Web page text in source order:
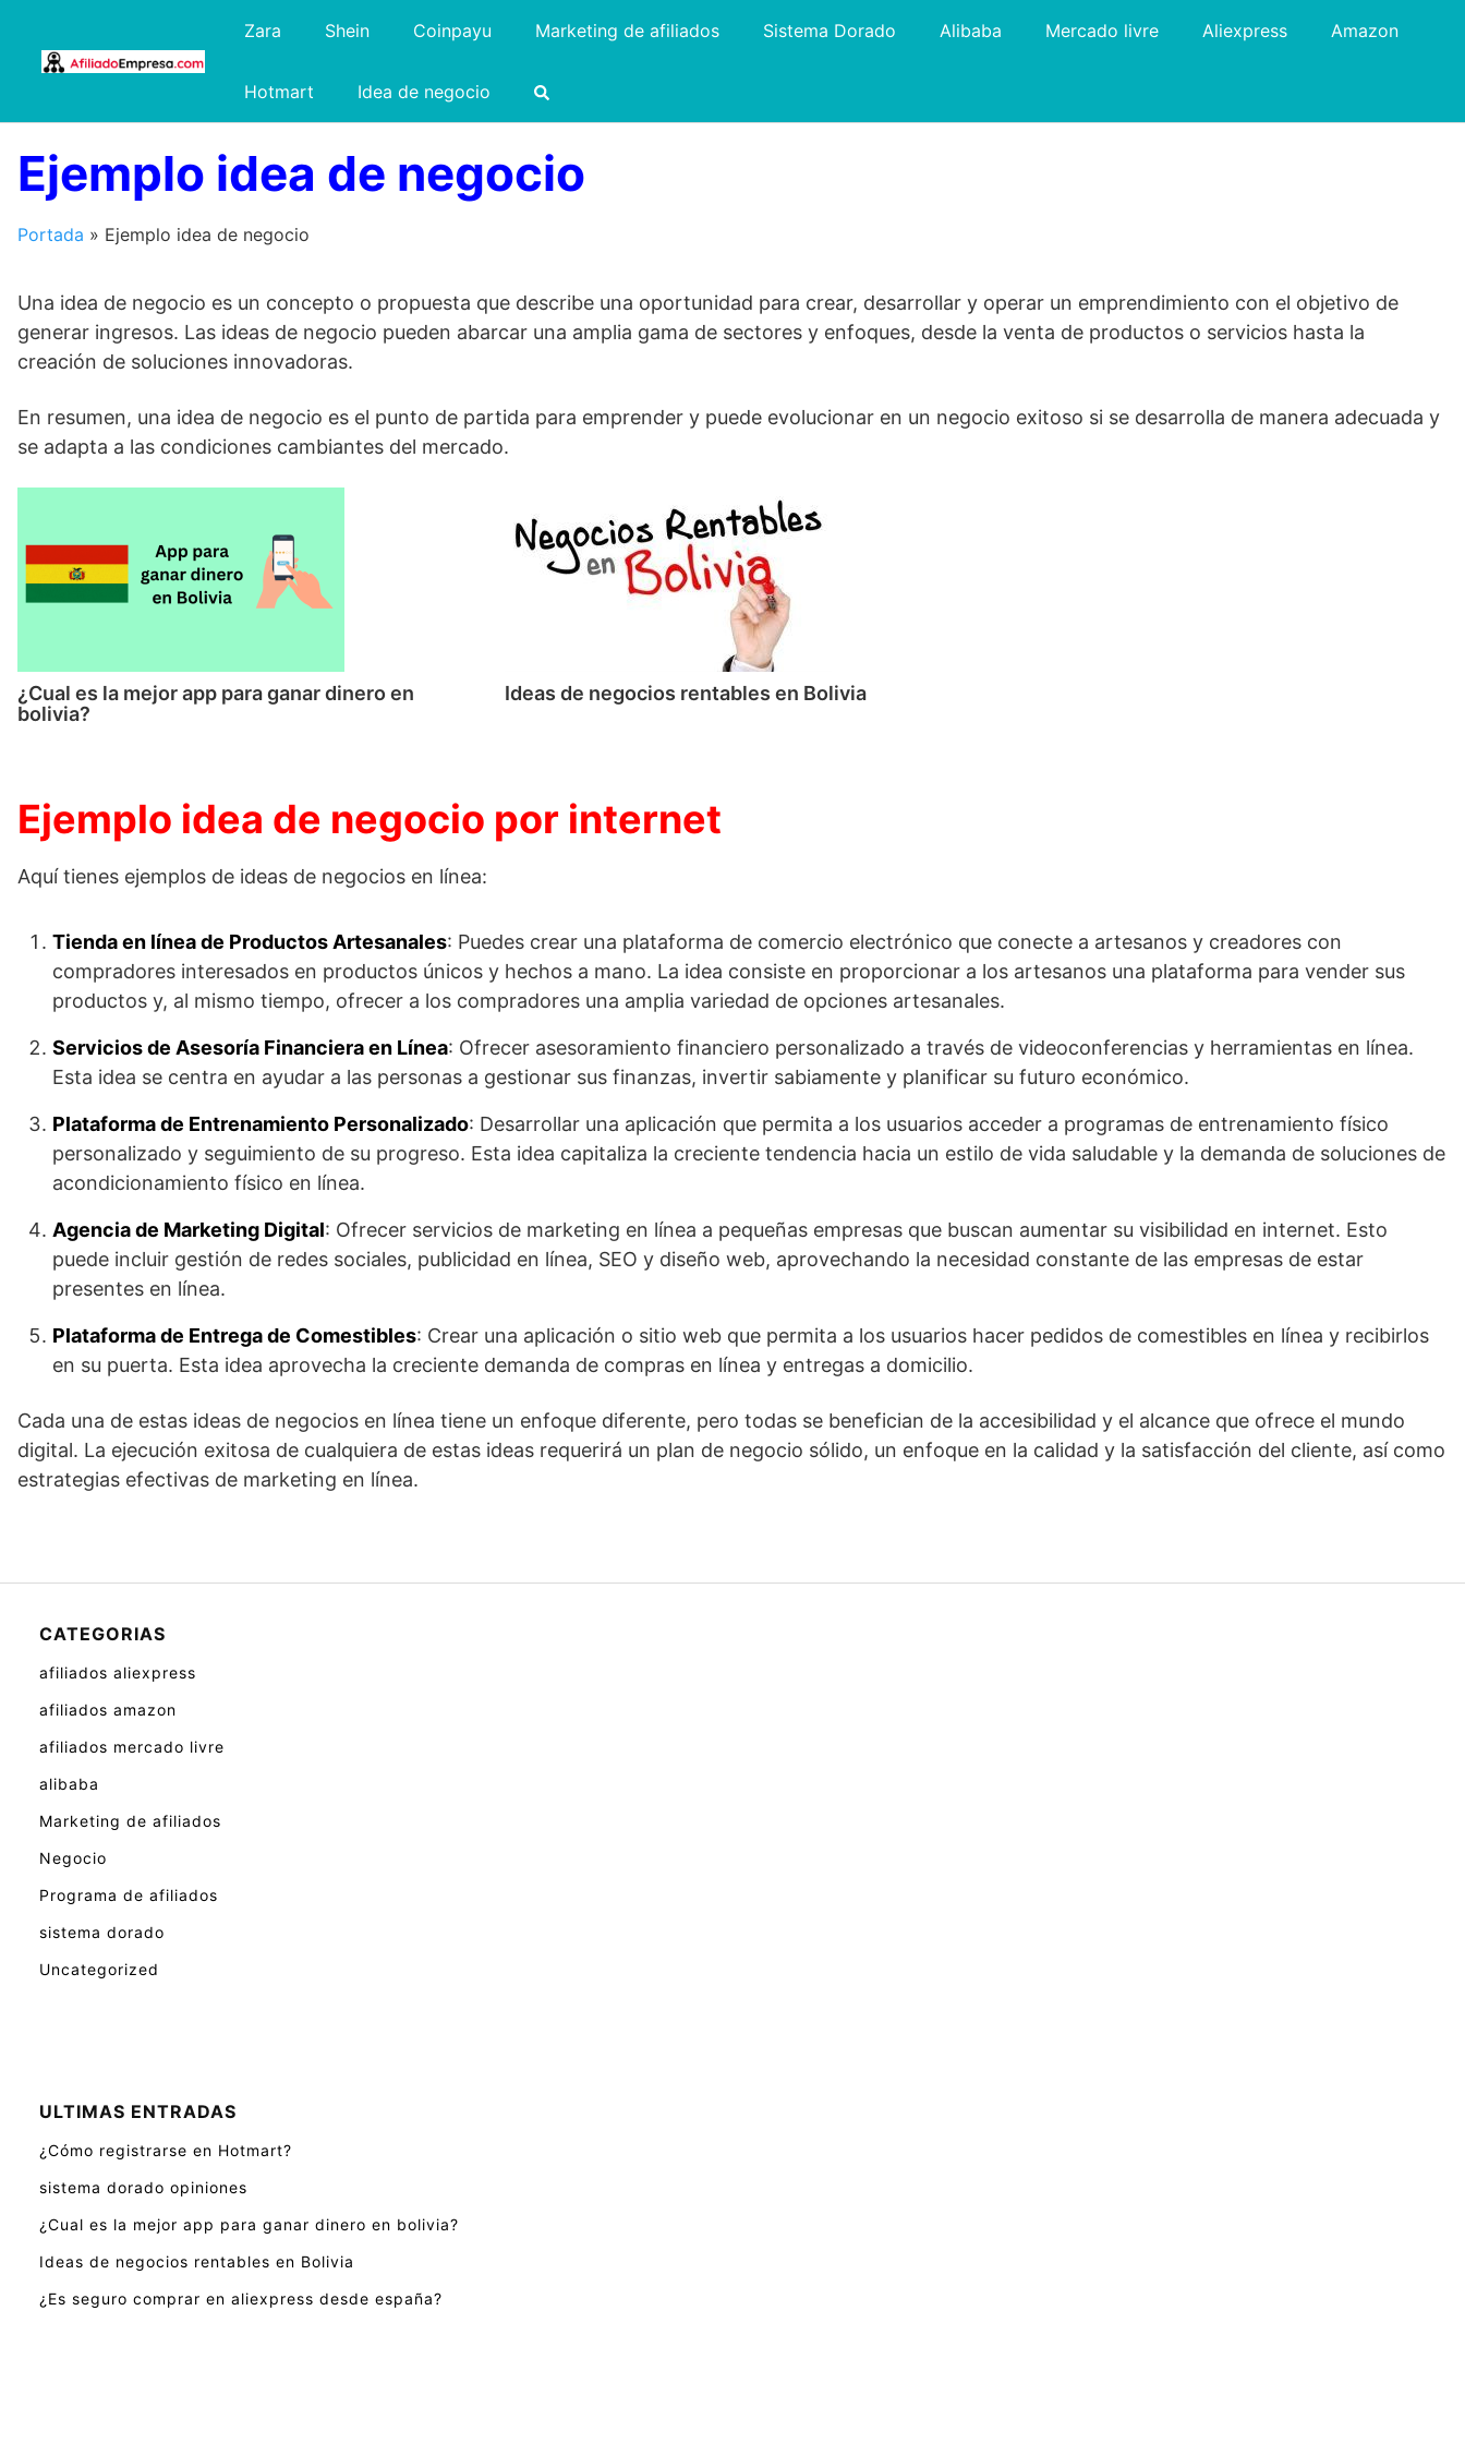
contenido
Zara Shein Coinpayu Marketing de afiliados Sistema Dorado Alibaba Mercado livre Aliexpress Amazon
Hotmart Idea de negocio
Ejemplo idea de negocio
Portada » Ejemplo idea de negocio
Una idea de negocio es un concepto o propuesta que describe una oportunidad para crear, desarrollar y operar un emprendimiento con el objetivo de
generar ingresos. Las ideas de negocio pueden abarcar una amplia gama de sectores y enfoques, desde la venta de productos o servicios hasta la
creación de soluciones innovadoras.
En resumen, una idea de negocio es el punto de partida para emprender y puede evolucionar en un negocio exitoso si se desarrolla de manera adecuada y
se adapta a las condiciones cambiantes del mercado.
¿Cual es la mejor app para ganar dinero en
bolivia?
Ideas de negocios rentables en Bolivia
Ejemplo idea de negocio por internet
Aquí tienes ejemplos de ideas de negocios en línea:
Tienda en línea de Productos Artesanales: Puedes crear una plataforma de comercio electrónico que conecte a artesanos y creadores con
compradores interesados en productos únicos y hechos a mano. La idea consiste en proporcionar a los artesanos una plataforma para vender sus
productos y, al mismo tiempo, ofrecer a los compradores una amplia variedad de opciones artesanales.
Servicios de Asesoría Financiera en Línea: Ofrecer asesoramiento financiero personalizado a través de videoconferencias y herramientas en línea.
Esta idea se centra en ayudar a las personas a gestionar sus finanzas, invertir sabiamente y planificar su futuro económico.
Plataforma de Entrenamiento Personalizado: Desarrollar una aplicación que permita a los usuarios acceder a programas de entrenamiento físico
personalizado y seguimiento de su progreso. Esta idea capitaliza la creciente tendencia hacia un estilo de vida saludable y la demanda de soluciones de
acondicionamiento físico en línea.
Agencia de Marketing Digital: Ofrecer servicios de marketing en línea a pequeñas empresas que buscan aumentar su visibilidad en internet. Esto
puede incluir gestión de redes sociales, publicidad en línea, SEO y diseño web, aprovechando la necesidad constante de las empresas de estar
presentes en línea.
Plataforma de Entrega de Comestibles: Crear una aplicación o sitio web que permita a los usuarios hacer pedidos de comestibles en línea y recibirlos
en su puerta. Esta idea aprovecha la creciente demanda de compras en línea y entregas a domicilio.
Cada una de estas ideas de negocios en línea tiene un enfoque diferente, pero todas se benefician de la accesibilidad y el alcance que ofrece el mundo
digital. La ejecución exitosa de cualquiera de estas ideas requerirá un plan de negocio sólido, un enfoque en la calidad y la satisfacción del cliente, así como
estrategias efectivas de marketing en línea.
CATEGORIAS
afiliados aliexpress
afiliados amazon
afiliados mercado livre
alibaba
Marketing de afiliados
Negocio
Programa de afiliados
sistema dorado
Uncategorized
ULTIMAS ENTRADAS
¿Cómo registrarse en Hotmart?
sistema dorado opiniones
¿Cual es la mejor app para ganar dinero en bolivia?
Ideas de negocios rentables en Bolivia
¿Es seguro comprar en aliexpress desde españa?